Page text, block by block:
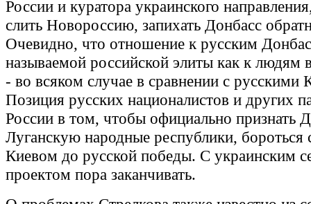
России и куратора украинского
слить Новороссию, запихать Донбасс
Очевидно, что отношение к русским
называемой российской элиты как к людям
- во всяком случае в сравнении с русскими
Позиция русских националистов и других
России в том, чтобы официально признать
Луганскую народные республики, бороться
Киевом до русской победы. С украинским
проектом пора заканчивать.